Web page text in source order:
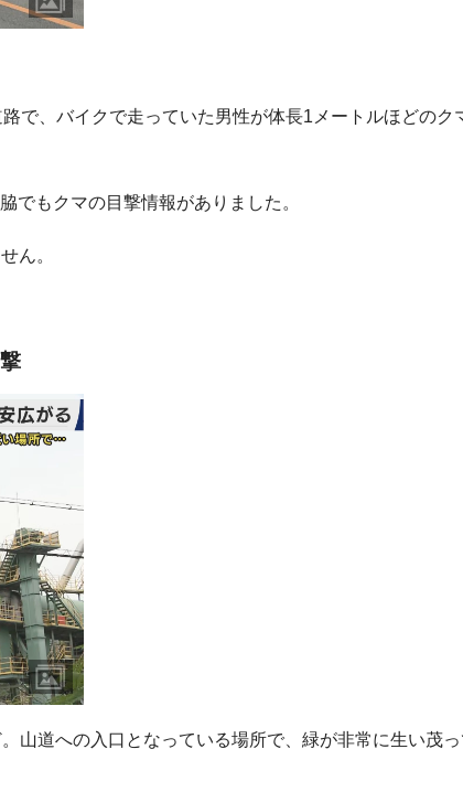
で、バイクで走っていた男性が体長1メートルほどのク
もクマの目撃情報がありました。
ん。
山道への入口となっている場所で、緑が非常に生い茂